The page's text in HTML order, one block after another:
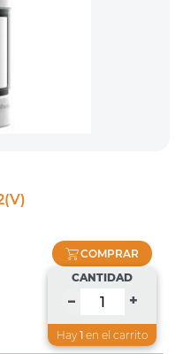
COMPRAR
CANTIDAD
– +
Hay 1 en el carrito